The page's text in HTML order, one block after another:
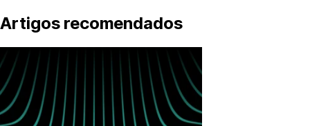
Artigos recomendados